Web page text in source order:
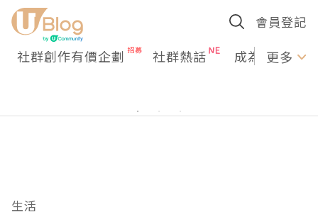
會員登記
社群創作有價企劃 社群熱話 成為U更多
生活